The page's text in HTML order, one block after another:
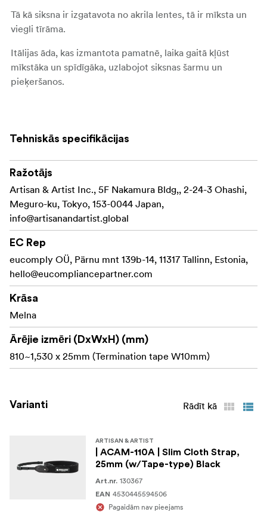
Tā kā siksna ir izgatavota no akrila lentes, tā ir mīksta un
viegli tīrāma.
Itālijas āda, kas izmantota pamatnē, laika gaitā kļūst
mīkstāka un spīdīgāka, uzlabojot siksnas šarmu un
pieķeršanos.
Lūdzu, ņemiet vērā, ka siksnai ir lentes tipa
piestiprināšanas sistēma. Izmantojot trīsstūrveida
gredzenu, to var piestiprināt arī pie kamerām ar acs
caurumiem.
Ražots Japānā
Izmēri: (garums x platums) 810–1530 x 38 mm (galas
lenta W10mm)
Materiāls: akrils, āda, poliesters
Tehniskās specifikācijas
Ražotājs
Artisan & Artist Inc., 5F Nakamura Bldg,, 2-24-3 Ohashi,
Meguro-ku, Tokyo, 153-0044 Japan,
info@artisanandartist.global
EC Rep
eucomply OÜ, Pärnu mnt 139b-14, 11317 Tallinn, Estonia,
hello@eucompliancepartner.com
Krāsa
Melna
Ārējie izmēri (DxWxH) (mm)
810~1,530 x 25mm (Termination tape W10mm)
Varianti Rādīt kā
ARTISAN & ARTIST
| ACAM-110A | Slim Cloth Strap,
25mm (w/Tape-type) Black
Art.nr. 130367
EAN 4530445594506
Pagaidām nav pieejams